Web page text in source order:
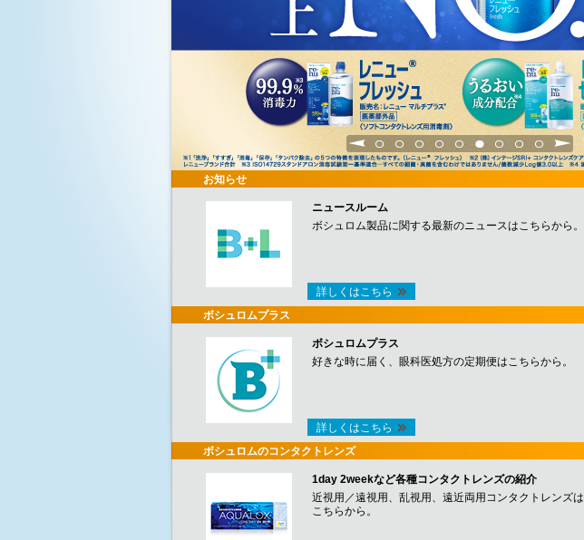
1 2 3 4 5 6 7 8 9
お知らせ
ニュースルーム
ボシュロム製品に関する最新のニュースはこちらから。
詳しくはこちら
ボシュロムプラス
ボシュロムプラス
好きな時に届く、眼科医処方の定期便はこちらから。
詳しくはこちら
ボシュロムのコンタクトレンズ
1day 2weekなど各種コンタクトレンズの紹介
近視用／遠視用、乱視用、遠近両用コンタクトレンズは
こちらから。